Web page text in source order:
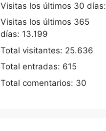
Visitas los últimos 30 días:
Visitas los últimos 365
días: 13.199
Total visitantes: 25.636
Total entradas: 615
Total comentarios: 30